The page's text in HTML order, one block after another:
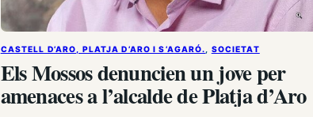
CASTELL D’ARO, PLATJA D’ARO I S’AGARÓ. SOCIETAT
Els Mossos denuncien un jove per
amenaces a l’alcalde de Platja d’Aro